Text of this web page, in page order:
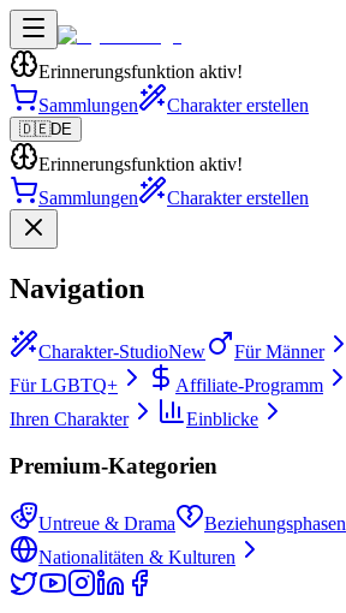
Erinnerungsfunktion aktiv!
Sammlungen
Charakter erstellen
🇩🇪DE
Erinnerungsfunktion aktiv!
Sammlungen
Charakter erstellen
Navigation
Charakter-StudioNew Für Männer
Für LGBTQ+
Affiliate-Programm
Ihren Charakter
Einblicke
Premium-Kategorien
Untreue & Drama Beziehungsphasen
Nationalitäten & Kulturen